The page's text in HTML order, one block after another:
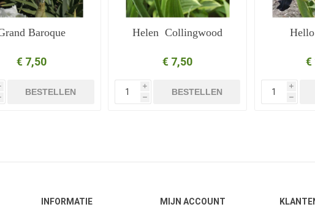
Baroque
€ 7,50
BESTELLEN
Helen Collingwood
€ 7,50
i
h
BESTELLEN
€
i
h
INFORMATIE MIJN ACCOUNT